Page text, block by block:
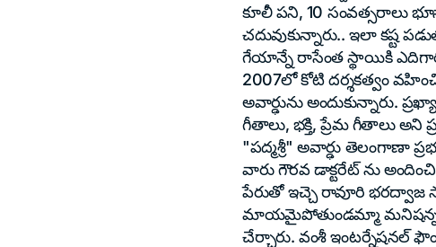
కూలీ పని, 10 సంవత్సరాలు
చదువుకున్నారు.. ఇలా కష్ట
గేయాన్నే రాసేంత స్థాయికి
2007లో కోటి దర్శకత్వం
అవార్ఢును అందుకున్నారు.
గీతాలు, భక్తి, ప్రేమ గీతాలు
"పద్మశ్రీ" అవార్ఢు తెలంగాణా
వారు గౌరవ డాక్టరేట్ ను
పేరుతో ఇచ్చె రావూరి భరద్వాజ
మాయమైపోతుండమ్మా
చేర్చారు. వంశీ ఇంటర్నేషనల్